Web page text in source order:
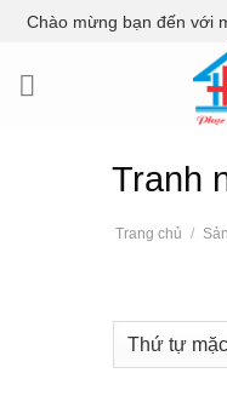
Skip
content
Chào mừng bạn đến với
Tranh
Trang chủ /